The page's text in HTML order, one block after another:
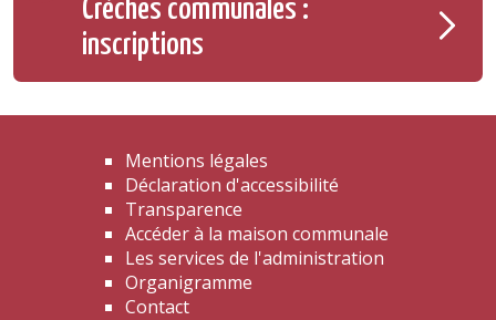
Crèches communales :
inscriptions
Mentions légales
Déclaration d'accessibilité
Transparence
Accéder à la maison communale
Les services de l'administration
Organigramme
Contact